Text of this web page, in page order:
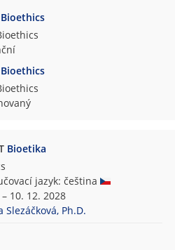
Bioethics
Bioethics
Bioetika
jazyk: čeština
10. 12. 2028
Slezáčková, Ph.D.